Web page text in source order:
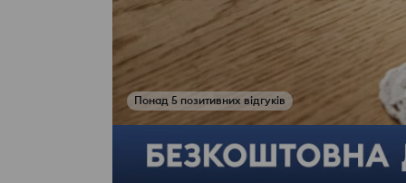
Понад 5 позитивних відгуків
Переглянути фото з відгуків